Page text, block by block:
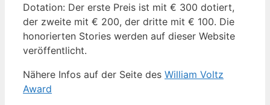
Dotation: Der erste Preis ist mit € 300 dotiert,
der zweite mit € 200, der dritte mit € 100. Die
honorierten Stories werden auf dieser Website
veröffentlicht.
Nähere Infos auf der Seite des William Voltz
Award